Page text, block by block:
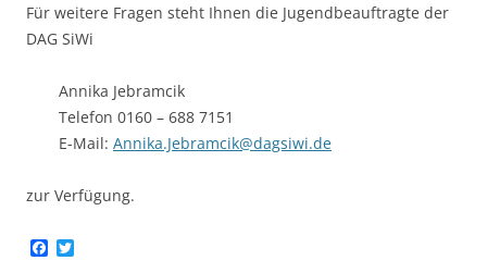
Für weitere Fragen steht Ihnen die Jugendbeauftragte der
DAG SiWi
Annika Jebramcik
Telefon 0160 – 688 7151
E-Mail: Annika.Jebramcik@dagsiwi.de
zur Verfügung.